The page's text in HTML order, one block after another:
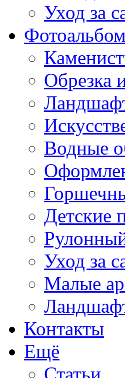
Уход за
Фотоальбом
Обрезка
Водные
Детские
Уход за
Малые
Контакты
Ещё